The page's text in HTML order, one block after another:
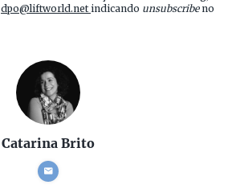
dpo@liftworld.netindicando unsubscribeno
Catarina Brito